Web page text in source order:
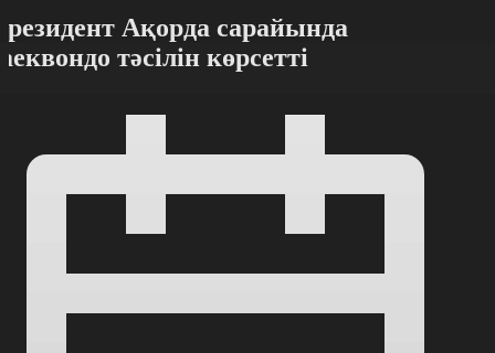
Ақорда сарайында
тәсілін көрсетті